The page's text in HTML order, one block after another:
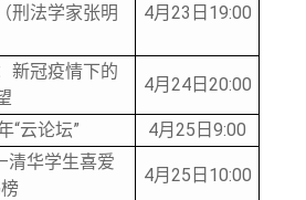
刑法学家张明
4月23日19:00
新冠疫情下的
4月24日20:00
“云论坛” 4月25日9:00
清华学生喜爱
4月25日10:00